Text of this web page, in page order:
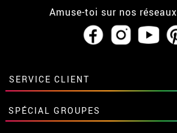
Amuse-toi sur nos
SERVICE CLIENT
• Qui sommes-nous?
• CGV
SPÉCIAL GROUPES